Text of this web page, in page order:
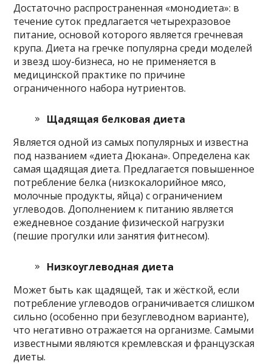
Достаточно распространенная «монодиета»: в
течение суток предлагается четырехразовое
питание, основой которого является гречневая
крупа. Диета на гречке популярна среди моделей
и звезд шоу-бизнеса, но не применяется в
медицинской практике по причине
ограниченного набора нутриентов.
Щадящая белковая диета
Является одной из самых популярных и известна
под названием «диета Дюкана». Определена как
самая щадящая диета. Предлагается повышенное
потребление белка (низкокалорийное мясо,
молочные продукты, яйца) с ограничением
углеводов. Дополнением к питанию является
ежедневное создание физической нагрузки
(пешие прогулки или занятия фитнесом).
Низкоуглеводная диета
Может быть как щадящей, так и жёсткой, если
потребление углеводов ограничивается слишком
сильно (особенно при безуглеводном варианте),
что негативно отражается на организме. Самыми
известными являются кремлевская и французская
диеты.